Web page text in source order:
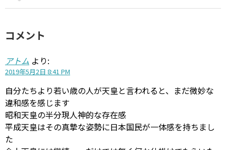
コメント
アトム より:
2019年5月2日 8:41 PM
自分たちより若い歳の人が天皇と言われると、まだ微妙な
違和感を感じます
昭和天皇の半分現人神的な存在感
平成天皇はその真摯な姿勢に日本国民が一体感を持ちまし
た